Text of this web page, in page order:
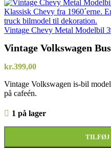
Vintage Chevy Metal Modelbil
Vintage Volkswagen
kr.399,00
Vintage Volkswagen is-bil
på cafeén.
1 på lager
TILFØJ